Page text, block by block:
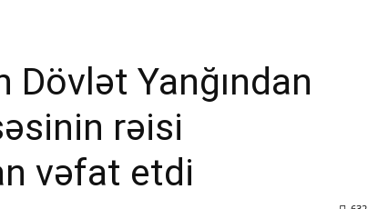
Dövlət Yanğından
rəisi
vəfat etdi